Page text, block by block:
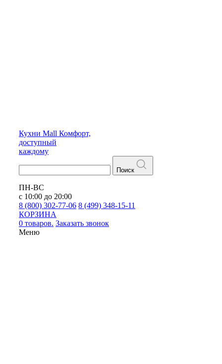
Кухни Mall Комфорт,
доступный
каждому
Поиск
ПН-ВС
с 10:00 до 20:00
8 (800) 302-77-06 8 (499) 348-15-11
КОРЗИНА
0 товаров. Заказать звонок
Меню